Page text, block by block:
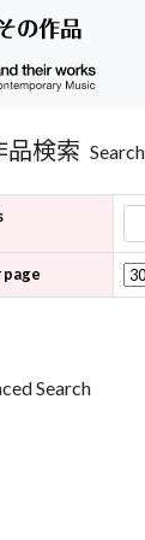
品検索
page
Search